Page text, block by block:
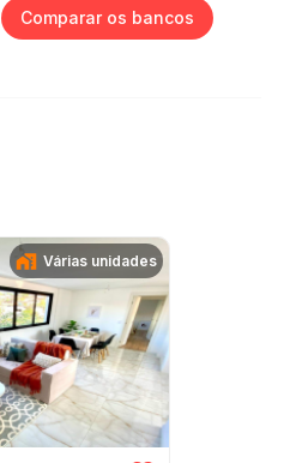
Comparar os bancos
Várias unidades